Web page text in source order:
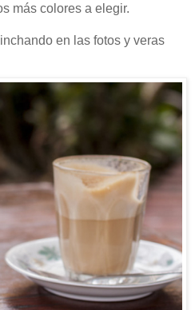
más colores a elegir.
en las fotos y veras